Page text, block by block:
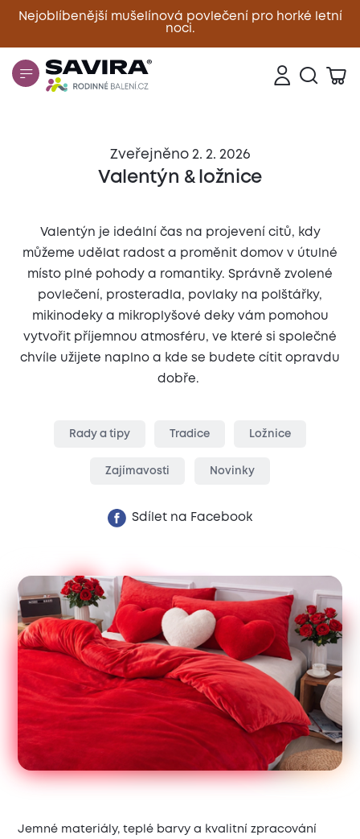
Nejoblíbenější mušelínová povlečení pro horké letní
noci.
Zavřít
Zveřejněno 2. 2. 2026
Valentýn & ložnice
Valentýn je ideální čas na projevení citů, kdy
můžeme udělat radost a proměnit domov v útulné
místo plné pohody a romantiky. Správně zvolené
povlečení, prosteradla, povlaky na polštářky,
mikinodeky a mikroplyšové deky vám pomohou
vytvořit příjemnou atmosféru, ve které si společné
chvíle užijete naplno a kde se budete cítit opravdu
dobře.
Rady a tipy Tradice Ložnice
Zajímavosti Novinky
Sdílet na Facebook
Jemné materiály, teplé barvy a kvalitní zpracování